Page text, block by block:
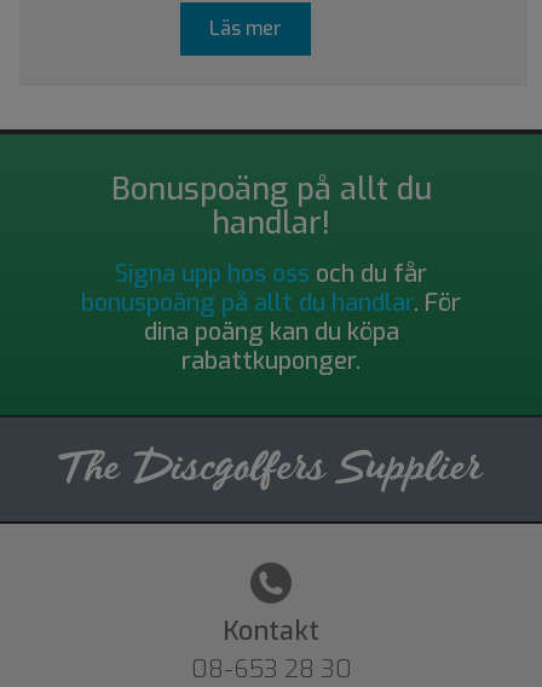
Läs mer
Bonuspoäng på allt du
handlar!
Signa upp hos oss och du får
bonuspoäng på allt du handlar. För
dina poäng kan du köpa
rabattkuponger.
Kontakt
08-653 28 30